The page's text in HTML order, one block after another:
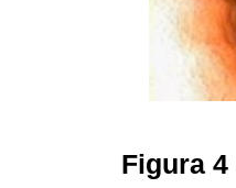
Figura 4